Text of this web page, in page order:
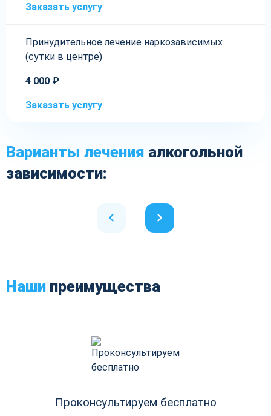
Заказать услугу
Принудительное лечение наркозависимых
(сутки в центре)
4 000 ₽
Заказать услугу
Варианты лечения алкогольной
зависимости:
Наши преимущества
Проконсультируем бесплатно